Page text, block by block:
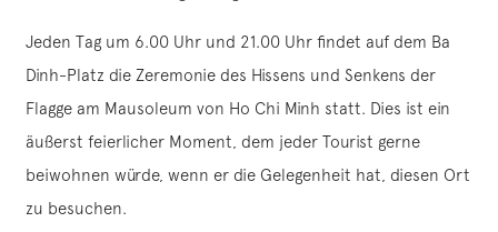
Jeden Tag um 6.00 Uhr und 21.00 Uhr findet auf dem Ba
Dinh-Platz die Zeremonie des Hissens und Senkens der
Flagge am Mausoleum von Ho Chi Minh statt. Dies ist ein
äußerst feierlicher Moment, dem jeder Tourist gerne
beiwohnen würde, wenn er die Gelegenheit hat, diesen Ort
zu besuchen.